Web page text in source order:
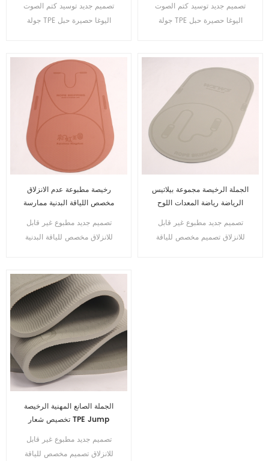
حبل حصيرة
تصميم جديد توسيد كتم الصوت
جولة TPE اليوغا حصيرة حبل
Non Slip Textured
تصميم جديد توسيد كتم الصوت
جولة TPE اليوغا حصيرة حبل
رخيصة مطبوعة عدم الانزلاق
مخصص اللياقة البدنية ممارسة
مجموعة صديقة للبيئة
تصميم جديد مطبوع غير قابل
للانزلاق مخصص للياقة البدنية
الجملة الرخيصة مجموعة بيلاتيس
الرياضة رياضة المعدات اللوح
البدنية اليوغا حصيرة مجموعة
تصميم جديد مطبوع غير قابل
للانزلاق تصميم مخصص للياقة
الجملة الصانع المهنية الرخيصة
تخصيص شعار TPE Jump
تصميم جديد مطبوع غير قابل
للانزلاق تصميم مخصص للياقة